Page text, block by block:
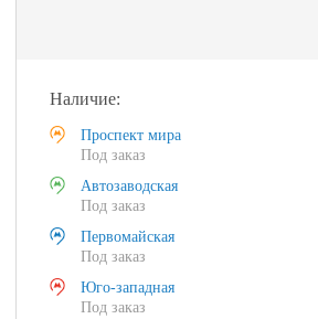
Наличие:
Проспект мира
Под заказ
Автозаводская
Под заказ
Первомайская
Под заказ
Юго-западная
Под заказ